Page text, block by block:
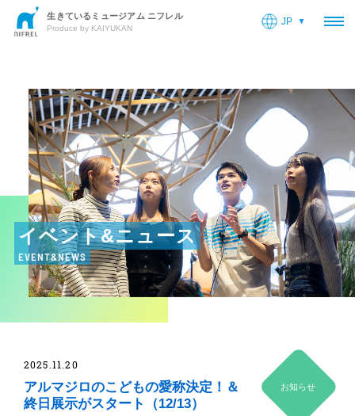
生きているミュージアム ニフレル
Produce by KAIYUKAN
JP
イベント&ニュース
EVENT&NEWS
お知らせ
2025.11.20
アルマジロのこどもの愛称決定！＆
終日展示がスタート（12/13）